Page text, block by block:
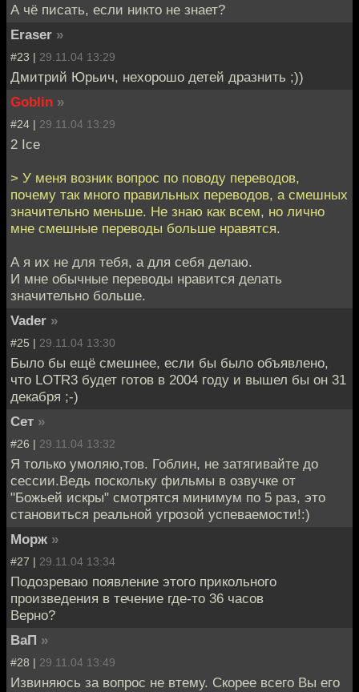
А чё писать, если никто не знает?
Eraser »
#23 | 29.11.04 13:29
Дмитрий Юрьич, нехорошо детей дразнить ;))
Goblin »
#24 | 29.11.04 13:29
2 Ice
> У меня возник вопрос по поводу переводов,
почему так много правильных переводов, а смешных
значительно меньше. Не знаю как всем, но лично
мне смешные переводы больше нравятся.
А я их не для тебя, а для себя делаю.
И мне обычные переводы нравится делать
значительно больше.
Vader »
#25 | 29.11.04 13:30
Было бы ещё смешнее, если бы было объявлено,
что LOTR3 будет готов в 2004 году и вышел бы он 31
декабря ;-)
Сет »
#26 | 29.11.04 13:32
Я только умоляю,тов. Гоблин, не затягивайте до
сессии.Ведь поскольку фильмы в озвучке от
"Божьей искры" смотрятся минимум по 5 раз, это
становиться реальной угрозой успеваемости!:)
Морж »
#27 | 29.11.04 13:34
Подозреваю появление этого прикольного
произведения в течение где-то 36 часов
Верно?
ВаП »
#28 | 29.11.04 13:49
Извиняюсь за вопрос не втему. Скорее всего Вы его